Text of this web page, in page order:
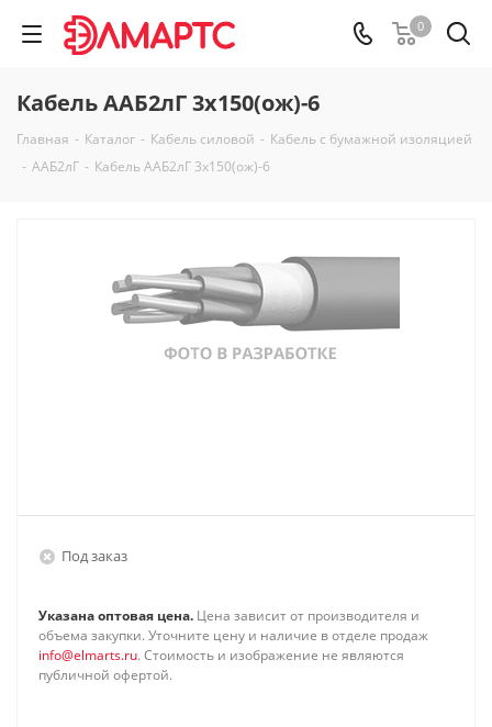
0
Кабель ААБ2лГ 3х150(ож)-6
Главная - Каталог - Кабель силовой - Кабель с бумажной изоляцией
- ААБ2лГ - Кабель ААБ2лГ 3х150(ож)-6
Под заказ
Указана оптовая цена. Цена зависит от производителя и
объема закупки. Уточните цену и наличие в отделе продаж
info@elmarts.ru. Стоимость и изображение не являются
публичной офертой.